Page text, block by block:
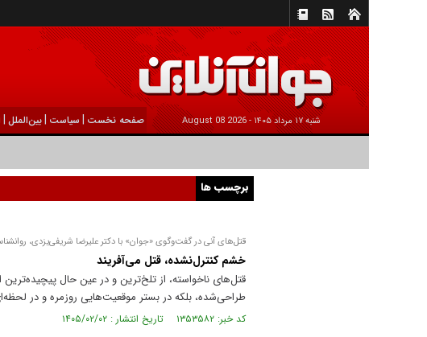
شنبه ۱۷ مرداد ۱۴۰۵ - 2026 August 08 صفحه نخست | سیاست |بين‌الملل |
برچسب ها
قتل‌های آنی در گفت‌وگوی «جوان» با دکتر علیرضا شریفی‌یزدی،
خشم کنترل‌نشده، قتل می‌آفریند
قتل‌های ناخواسته، از تلخ‌ترین و در عین حال
طراحی‌شده، بلکه در بستر موقعیت‌هایی روزمره و در
کد خبر: ۱۳۵۳۵۸۲ تاریخ انتشار : ۱۴۰۵/۰۲/۰۲